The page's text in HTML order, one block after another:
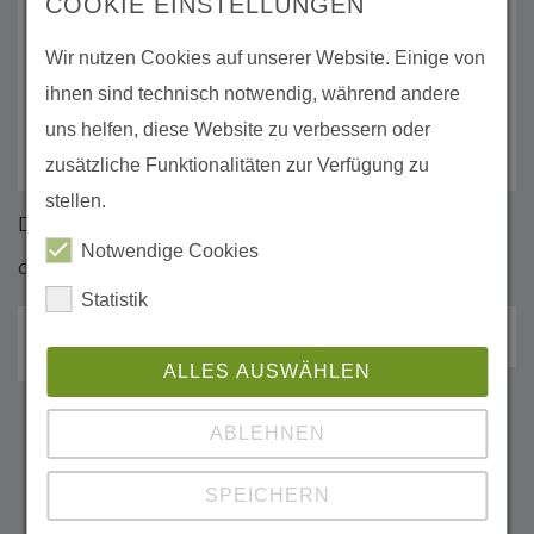
Das Succow & Knapp Seminar 2025 wird ermöglicht
durch:
Succow & Knapp Seminar 2026
Wir nutzen Cookies auf unserer Website. Einige von
ihnen sind technisch notwendig, während andere
uns helfen, diese Website zu verbessern oder
zusätzliche Funktionalitäten zur Verfügung zu
stellen.
Notwendige Cookies
Statistik
ALLES AUSWÄHLEN
ABLEHNEN
SPEICHERN